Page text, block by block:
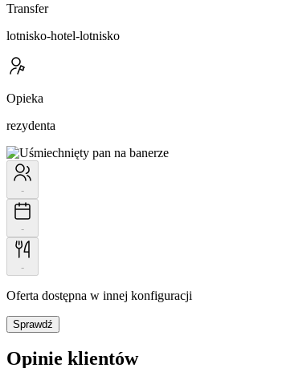
Transfer
lotnisko-hotel-lotnisko
Opieka
rezydenta
-
-
-
Oferta dostępna w innej konfiguracji
Sprawdź
Opinie klientów